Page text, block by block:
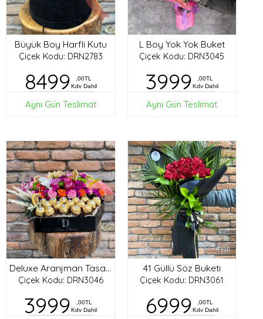
Büyük Boy Harfli Kutu
Çiçek Kodu: DRN2783
8499
,00TL
Kdv Dahil
Aynı Gün Teslimat
L Boy Yok Yok Buket
Çiçek Kodu: DRN3045
3999
,00TL
Kdv Dahil
Aynı Gün Teslimat
Deluxe Aranjman Tasarım
Çiçek Kodu: DRN3046
3999
,00TL
Kdv Dahil
41 Güllü Söz Buketi
Çiçek Kodu: DRN3061
6999
,00TL
Kdv Dahil